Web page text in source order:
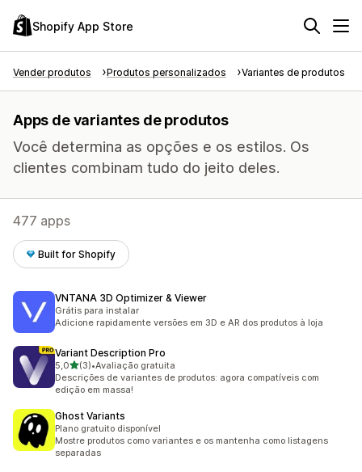
Shopify App Store
Vender produtos Produtos personalizados Variantes de produtos
Apps de variantes de produtos
Você determina as opções e os estilos. Os
clientes combinam tudo do jeito deles.
477 apps
Built for Shopify
VNTANA 3D Optimizer & Viewer
Grátis para instalar
Adicione rapidamente versões em 3D e AR dos produtos à loja
Variant Description Pro
5,0de 5 estrelas
(3)
3 avaliações ao todo
•Avaliação gratuita
Descrições de variantes de produtos: agora compatíveis com
edição em massa!
Ghost Variants
Plano gratuito disponível
Mostre produtos como variantes e os mantenha como listagens
separadas